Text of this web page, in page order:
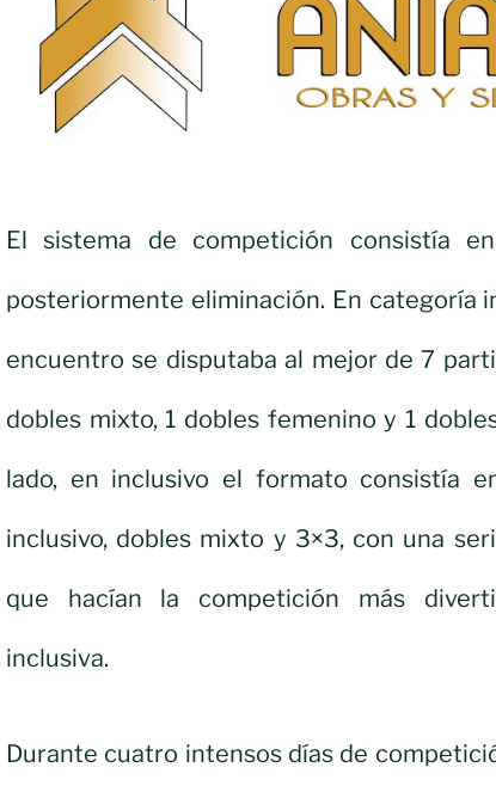
El sistema de competición consistía
posteriormente eliminación. En categoría
encuentro se disputaba al mejor de 7
dobles mixto, 1 dobles femenino y 1
lado, en inclusivo el formato consistía
inclusivo, dobles mixto y 3×3, con una
que hacían la competición más
inclusiva.
Durante cuatro intensos días de